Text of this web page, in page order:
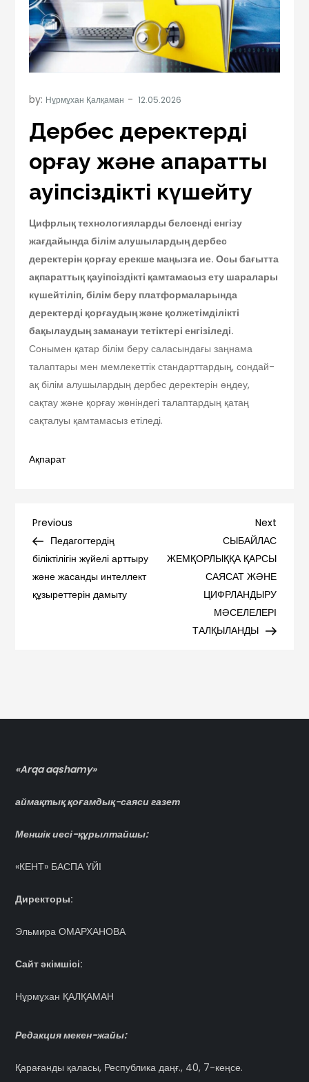
by: Нұрмұхан Қалқаман
Дербес деректерді
қорғау және ақпараттық
қауіпсіздікті күшейту
Цифрлық технологияларды белсенді енгізу
жағдайында білім алушылардың дербес
деректерін қорғау ерекше маңызға ие. Осы бағытта
ақпараттық қауіпсіздікті қамтамасыз ету шаралары
күшейтіліп, білім беру платформаларында
деректерді қорғаудың және қолжетімділікті
бақылаудың заманауи тетіктері енгізіледі.
Сонымен қатар білім беру саласындағы заңнама
талаптары мен мемлекеттік стандарттардың, сондай-
ақ білім алушылардың дербес деректерін өңдеу,
сақтау және қорғау жөніндегі талаптардың қатаң
сақталуы қамтамасыз етіледі.
Ақпарат
Навигация
по
записям
Previous
Post
Previous
Педагогтердің
біліктілігін жүйелі арттыру
және жасанды интеллект
құзыреттерін дамыту
Next
Post
Next
СЫБАЙЛАС
ЖЕМҚОРЛЫҚҚА ҚАРСЫ
САЯСАТ ЖӘНЕ
ЦИФРЛАНДЫРУ
МӘСЕЛЕЛЕРІ
ТАЛҚЫЛАНДЫ
«Arqa aqshamy»
аймақтық қоғамдық-саяси газет
Меншік иесі-құрылтайшы:
«КЕНТ» БАСПА ҮЙІ
Директоры:
Эльмира ОМАРХАНОВА
Сайт әкімшісі:
Нұрмұхан ҚАЛҚАМАН
Редакция мекен-жайы:
Қарағанды қаласы, Республика даңғ., 40, 7-кеңсе.